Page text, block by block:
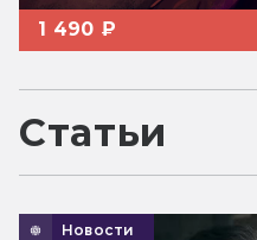
1 490 ₽
Статьи
Новости